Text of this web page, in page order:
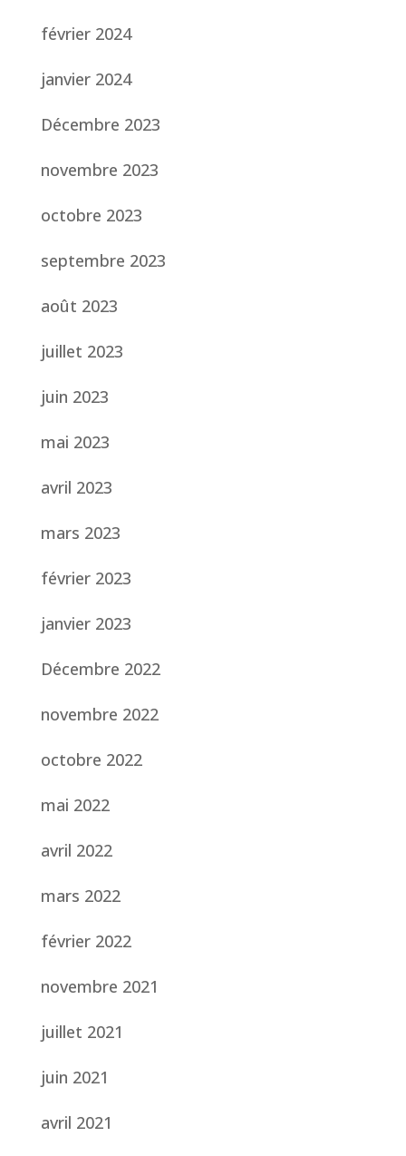
février 2024
janvier 2024
Décembre 2023
novembre 2023
octobre 2023
septembre 2023
août 2023
juillet 2023
juin 2023
mai 2023
avril 2023
mars 2023
février 2023
janvier 2023
Décembre 2022
novembre 2022
octobre 2022
mai 2022
avril 2022
mars 2022
février 2022
novembre 2021
juillet 2021
juin 2021
avril 2021